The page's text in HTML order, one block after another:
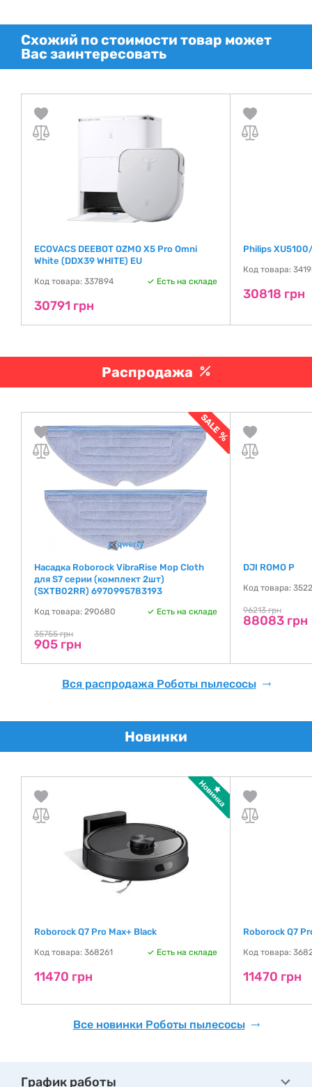
Схожий по стоимости товар может
Вас заинтересовать
ECOVACS DEEBOT OZMO X5 Pro Omni
White (DDX39 WHITE) EU
Код товара: 337894 Есть на складе
30791 грн
Philips
Код товара:
30818 грн
Распродажа
Насадка Roborock VibraRise Mop Cloth
для S7 серии (комплект 2шт)
(SXTB02RR) 6970995783193
Код товара: 290680 Есть на складе
35755 грн
905 грн
DJI ROMO P
Код товара:
96213 грн
88083 грн
Вся распродажа Роботы пылесосы
Новинки
Roborock Q7 Pro Max+ Black
Код товара: 368261 Есть на складе
11470 грн
Roborock Q7
Код товара:
11470 грн
Все новинки Роботы пылесосы
График работы